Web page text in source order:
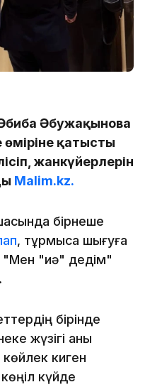
Әбужақынова
қатысты
жанкүйерлерін
Malim.kz.
бірнеше
, тұрмысқа шығуға
"Мен "иә" дедім"
бірінде
жүзігі анық
көйлек киген
күйде